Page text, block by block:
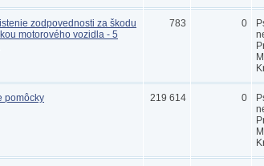
zodpovednosti za škodu
motorového vozidla - 5
783 0
pomôcky 219 614 0